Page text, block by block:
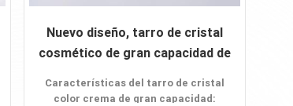
Nuevo diseño, tarro de cristal
cosmético de gran capacidad de
Características del tarro de cristal
color crema de gran capacidad: